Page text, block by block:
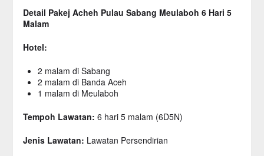
Detail Pakej Acheh Pulau Sabang Meulaboh 6 Hari 5
Malam
Hotel:
2 malam di Sabang
2 malam di Banda Aceh
1 malam di Meulaboh
Tempoh Lawatan: 6 hari 5 malam (6D5N)
Jenis Lawatan: Lawatan Persendirian